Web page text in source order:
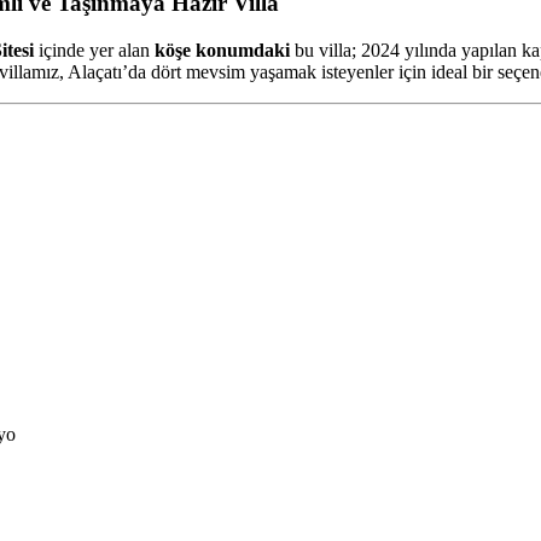
içinde yer alan köşe konumdaki bu villa; 2024 yılında yapılan
Alaçatı’da dört mevsim yaşamak isteyenler için ideal bir